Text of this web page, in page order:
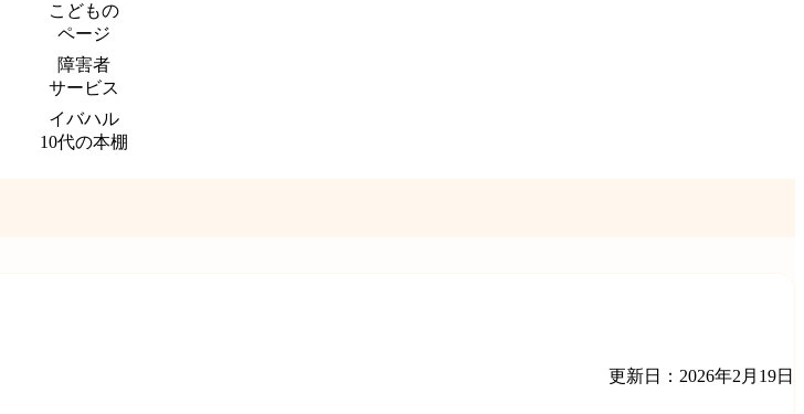
こどもの
ページ
障害者
サービス
イバハル
10代の本棚
更新日：2026年2月19日